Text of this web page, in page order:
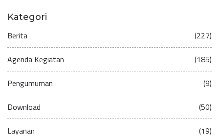
Kategori
Berita (227)
Agenda Kegiatan (185)
Pengumuman (9)
Download (50)
Layanan (19)